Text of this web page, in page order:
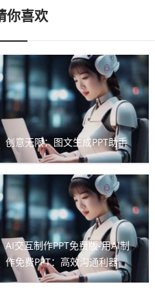
你喜欢
创意无限：图文生成PPT助手
AI交互制作PPT免费版-用AI制
作免费PPT：高效沟通利器